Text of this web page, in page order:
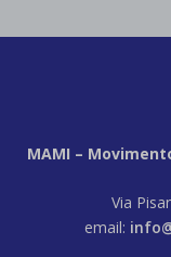
MAMI –
Via
email: